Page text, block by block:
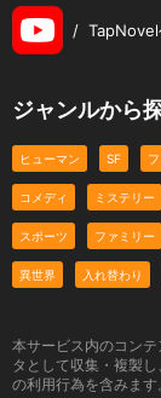
/
ジャンルから
ヒューマン SF
コメディ ミステリー
スポーツ ファミリー
異世界 入れ替わり
本サービス内のコン
タとして収集・複製
の利用行為を含みます